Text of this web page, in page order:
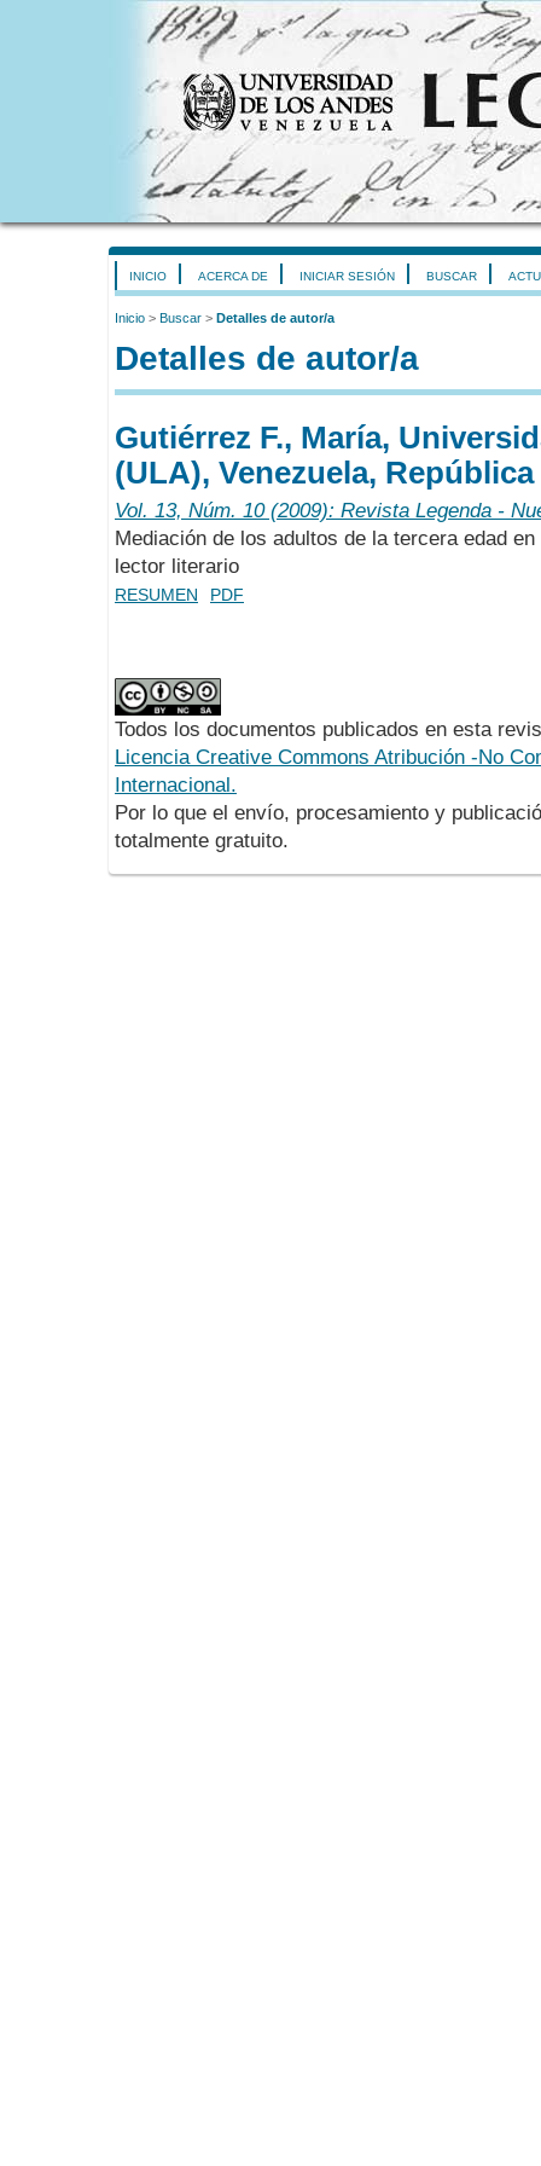
INICIO ACERCA DE INICIAR SESIÓN BUSCAR
Inicio > Buscar > Detalles de autor/a
Detalles de autor/a
Gutiérrez F., María,
(ULA), Venezuela,
Vol. 13, Núm. 10 (2009): Revista Legenda -
Mediación de los adultos de la tercera edad
lector literario
RESUMEN PDF
Todos los documentos publicados en esta
Licencia Creative Commons Atribución -No
Internacional.
Por lo que el envío, procesamiento y
totalmente gratuito.